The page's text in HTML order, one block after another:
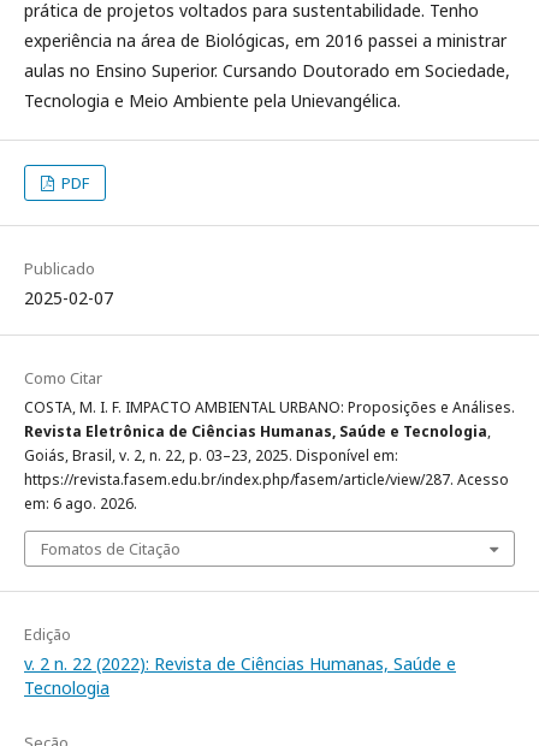
prática de projetos voltados para sustentabilidade. Tenho
experiência na área de Biológicas, em 2016 passei a ministrar
aulas no Ensino Superior. Cursando Doutorado em Sociedade,
Tecnologia e Meio Ambiente pela Unievangélica.
PDF
Publicado
2025-02-07
Como Citar
COSTA, M. I. F. IMPACTO AMBIENTAL URBANO: Proposições e Análises.
Revista Eletrônica de Ciências Humanas, Saúde e Tecnologia,
Goiás, Brasil, v. 2, n. 22, p. 03–23, 2025. Disponível em:
https://revista.fasem.edu.br/index.php/fasem/article/view/287. Acesso
em: 6 ago. 2026.
Fomatos de Citação
Edição
v. 2 n. 22 (2022): Revista de Ciências Humanas, Saúde e
Tecnologia